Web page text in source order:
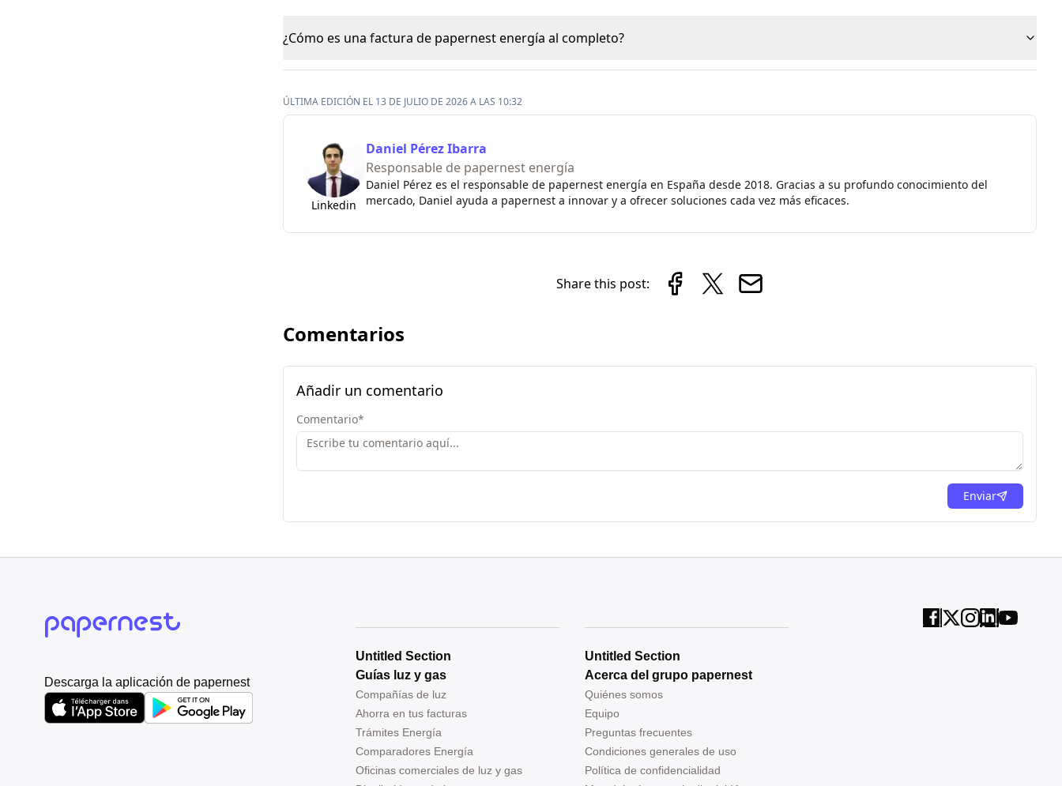
¿Cómo es una factura de papernest energía al completo?
ÚLTIMA EDICIÓN EL 13 DE JULIO DE 2026 A LAS 10:32
Linkedin
Daniel Pérez Ibarra
Responsable de papernest energía
Daniel Pérez es el responsable de papernest energía en España desde 2018. Gracias a su profundo conocimiento del
mercado, Daniel ayuda a papernest a innovar y a ofrecer soluciones cada vez más eficaces.
Share this post:
Comentarios
Añadir un comentario
Comentario*
Enviar
Descarga la aplicación de papernest
Untitled Section
Guías luz y gas
Compañías de luz
Ahorra en tus facturas
Trámites Energía
Comparadores Energía
Oficinas comerciales de luz y gas
Untitled Section
Acerca del grupo papernest
Quiénes somos
Equipo
Preguntas frecuentes
Condiciones generales de uso
Política de confidencialidad